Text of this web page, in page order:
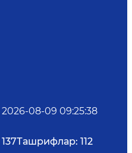
2026-08-09 09:25:38
137Ташрифлар: 112